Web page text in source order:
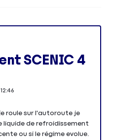
SCENIC 4
12:46
roule sur l'autoroute je
liquide de refroidissement
ou si le régime evolue.